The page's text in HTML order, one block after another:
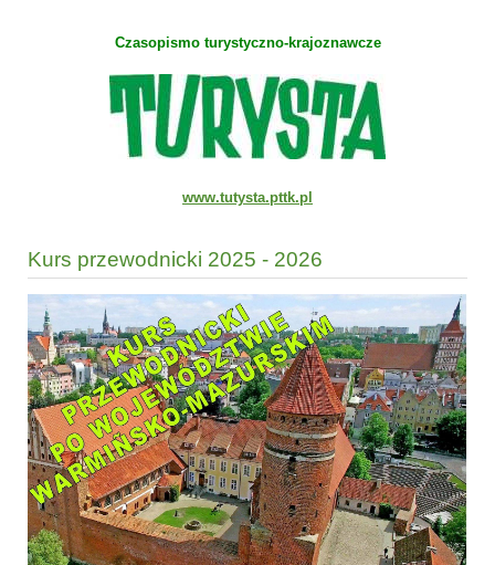
Czasopismo turystyczno-krajoznawcze
www.tutysta.pttk.pl
Kurs przewodnicki 2025 - 2026